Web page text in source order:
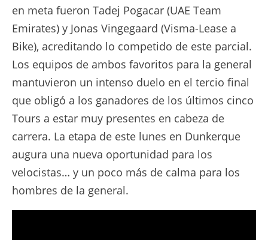
en meta fueron Tadej Pogacar (UAE Team
Emirates) y Jonas Vingegaard (Visma-Lease a
Bike), acreditando lo competido de este parcial.
Los equipos de ambos favoritos para la general
mantuvieron un intenso duelo en el tercio final
que obligó a los ganadores de los últimos cinco
Tours a estar muy presentes en cabeza de
carrera. La etapa de este lunes en Dunkerque
augura una nueva oportunidad para los
velocistas… y un poco más de calma para los
hombres de la general.